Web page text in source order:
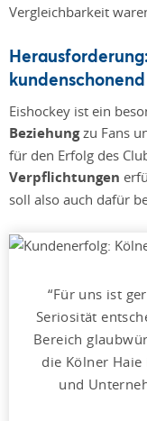
Vergleichbarkeit
Eishockey ist ein
Beziehungzu Fans
für den Erfolg des
Verpflichtungen
soll also auch dafür
Für uns ist
Seriosität
Bereich
die Kölner
und